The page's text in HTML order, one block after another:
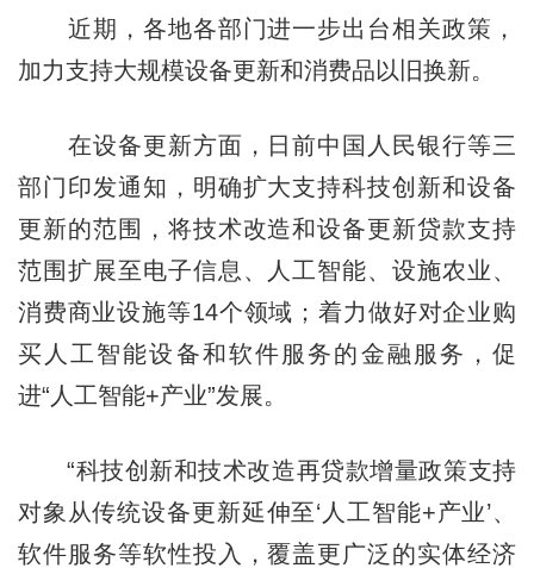
近期，各地各部门进一步出台相关政策，
加力支持大规模设备更新和消费品以旧换新。
在设备更新方面，日前中国人民银行等三
部门印发通知，明确扩大支持科技创新和设备
更新的范围，将技术改造和设备更新贷款支持
范围扩展至电子信息、人工智能、设施农业、
消费商业设施等14个领域；着力做好对企业购
买人工智能设备和软件服务的金融服务，促
进“人工智能+产业”发展。
“科技创新和技术改造再贷款增量政策支持
对象从传统设备更新延伸至‘人工智能+产业’、
软件服务等软性投入，覆盖更广泛的实体经济